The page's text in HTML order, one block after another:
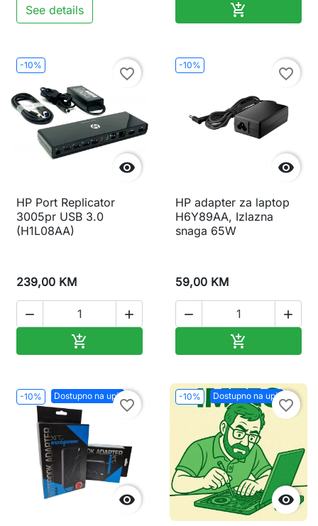
See details 
-10%

favorite_border
HP Port Replicator
3005pr USB 3.0
(H1L08AA)
239,00 KM
 

-10%

favorite_border
HP adapter za laptop
H6Y89AA, Izlazna
snaga 65W
59,00 KM
 

-10% Dostupno na upit

favorite_border
-10% Dostupno na upit

favorite_border